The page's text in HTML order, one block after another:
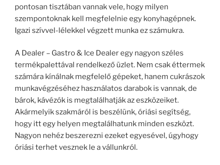
pontosan tisztában vannak vele, hogy milyen
szempontoknak kell megfelelnie egy konyhagépnek.
Igazi szívvel-lélekkel végzett munka ez számukra.
A Dealer – Gastro & Ice Dealer egy nagyon széles
termékpalettával rendelkező üzlet. Nem csak éttermek
számára kínálnak megfelelő gépeket, hanem cukrászok
munkavégzéséhez használatos darabok is vannak, de
bárok, kávézók is megtalálhatják az eszközeiket.
Akármelyik szakmáról is beszélünk, óriási segítség,
hogy itt egy helyen megtalálhatunk minden eszközt.
Nagyon nehéz beszerezni ezeket egyesével, úgyhogy
óriási terhet vesznek le a vállunkról.